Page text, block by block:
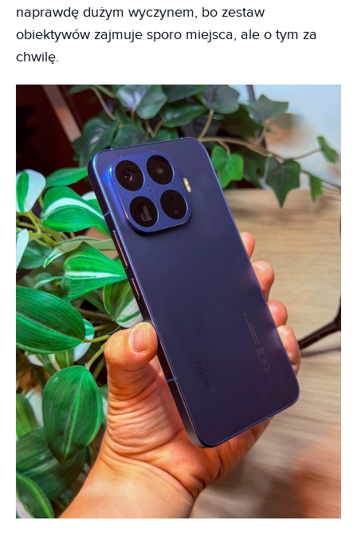
naprawdę dużym wyczynem, bo zestaw
obiektywów zajmuje sporo miejsca, ale o tym za
chwilę.